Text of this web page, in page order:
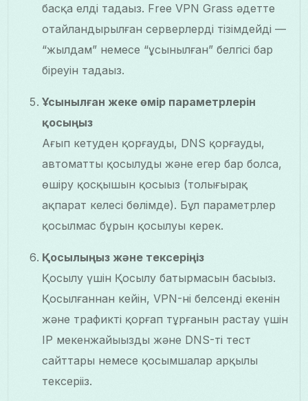
басқа елді таңдаңыз. Free VPN Grass әдетте
оңтайландырылған серверлерді тізімдейді —
“жылдам” немесе “ұсынылған” белгісі бар
біреуін таңдаңыз.
Ұсынылған жеке өмір параметрлерін
қосыңыз
Ағып кетуден қорғауды, DNS қорғауды,
автоматты қосылуды және егер бар болса,
өшіру қосқышын қосыңыз (толығырақ
ақпарат келесі бөлімде). Бұл параметрлер
қосылмас бұрын қосылуы керек.
Қосылыңыз және тексеріңіз
Қосылу үшін Қосылу батырмасын басыңыз.
Қосылғаннан кейін, VPN-нің белсенді екенін
және трафикті қорғап тұрғанын растау үшін
IP мекенжайыңызды және DNS-ті тест
сайттары немесе қосымшалар арқылы
тексеріңіз.